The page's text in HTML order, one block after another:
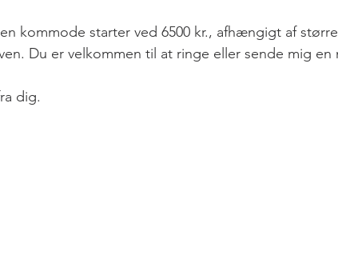
kommode starter ved 6500 kr., afhængigt af
Du er velkommen til at ringe eller sende mig en
dig.